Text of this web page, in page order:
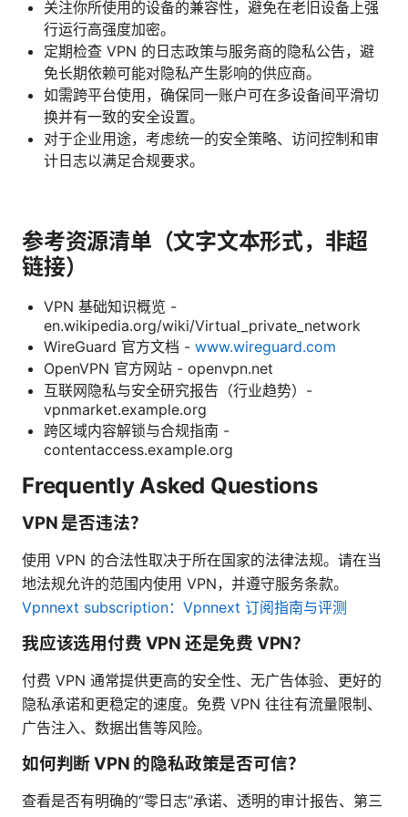
关注你所使用的设备的兼容性，避免在老旧设备上强
行运行高强度加密。
定期检查 VPN 的日志政策与服务商的隐私公告，避
免长期依赖可能对隐私产生影响的供应商。
如需跨平台使用，确保同一账户可在多设备间平滑切
换并有一致的安全设置。
对于企业用途，考虑统一的安全策略、访问控制和审
计日志以满足合规要求。
参考资源清单（文字文本形式，非超
链接）
VPN 基础知识概览 -
en.wikipedia.org/wiki/Virtual_private_network
WireGuard 官方文档 - www.wireguard.com
OpenVPN 官方网站 - openvpn.net
互联网隐私与安全研究报告（行业趋势）-
vpnmarket.example.org
跨区域内容解锁与合规指南 -
contentaccess.example.org
Frequently Asked Questions
VPN 是否违法？
使用 VPN 的合法性取决于所在国家的法律法规。请在当
地法规允许的范围内使用 VPN，并遵守服务条款。
Vpnnext subscription：Vpnnext 订阅指南与评测
我应该选用付费 VPN 还是免费 VPN？
付费 VPN 通常提供更高的安全性、无广告体验、更好的
隐私承诺和更稳定的速度。免费 VPN 往往有流量限制、
广告注入、数据出售等风险。
如何判断 VPN 的隐私政策是否可信？
查看是否有明确的“零日志”承诺、透明的审计报告、第三